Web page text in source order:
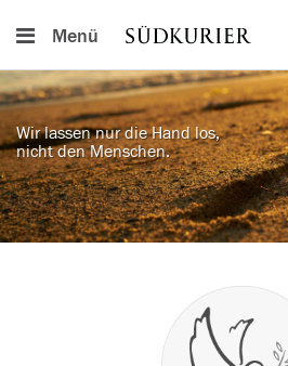
Menü
Wir lassen nur die Hand los,
nicht den Menschen.